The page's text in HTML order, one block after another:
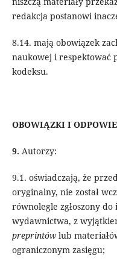
redakcja postanowi
8.14. mają obowiązek
naukowej i respektować
kodeksu.
OBOWIĄZKI I
9. Autorzy:
9.1. oświadczają, że
oryginalny, nie został
równolegle zgłoszony do
wydawnictwa, z
preprintówlub
ograniczonym zasięgu;